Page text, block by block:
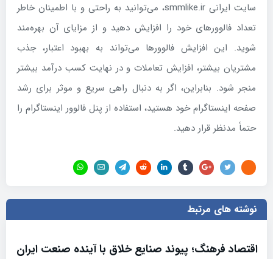
سایت ایرانی smmlike.ir، می‌توانید به راحتی و با اطمینان خاطر
تعداد فالوورهای خود را افزایش دهید و از مزایای آن بهره‌مند
شوید. این افزایش فالوورها می‌تواند به بهبود اعتبار، جذب
مشتریان بیشتر، افزایش تعاملات و در نهایت کسب درآمد بیشتر
منجر شود. بنابراین، اگر به دنبال راهی سریع و موثر برای رشد
صفحه اینستاگرام خود هستید، استفاده از پنل فالوور اینستاگرام را
حتماً مدنظر قرار دهید.
نوشته های مرتبط
اقتصاد فرهنگ؛ پیوند صنایع خلاق با آینده صنعت ایران